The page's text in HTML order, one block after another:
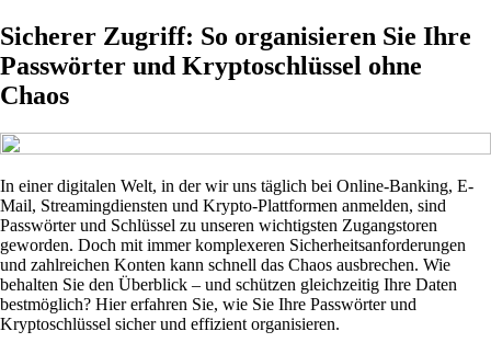
Sicherer Zugriff: So organisieren Sie Ihre
Passwörter und Kryptoschlüssel ohne
Chaos
In einer digitalen Welt, in der wir uns täglich bei Online-Banking, E-
Mail, Streamingdiensten und Krypto-Plattformen anmelden, sind
Passwörter und Schlüssel zu unseren wichtigsten Zugangstoren
geworden. Doch mit immer komplexeren Sicherheitsanforderungen
und zahlreichen Konten kann schnell das Chaos ausbrechen. Wie
behalten Sie den Überblick – und schützen gleichzeitig Ihre Daten
bestmöglich? Hier erfahren Sie, wie Sie Ihre Passwörter und
Kryptoschlüssel sicher und effizient organisieren.